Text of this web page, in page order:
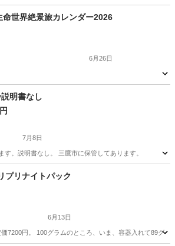
命世界絶景旅カレンダー2026
6月26日
その他
明書なし
7月8日
す。説明書なし。 三鷹市に保管してあります。
その他
プリナイトパック
6月13日
7200円。 100グラムのところ、いま、容器入れて89グ